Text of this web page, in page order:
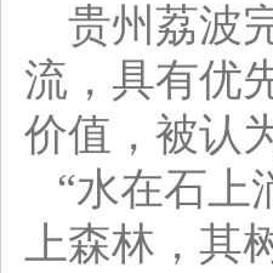
贵州荔波
流，具有优
价值，被认
“水在石上
上森林，其